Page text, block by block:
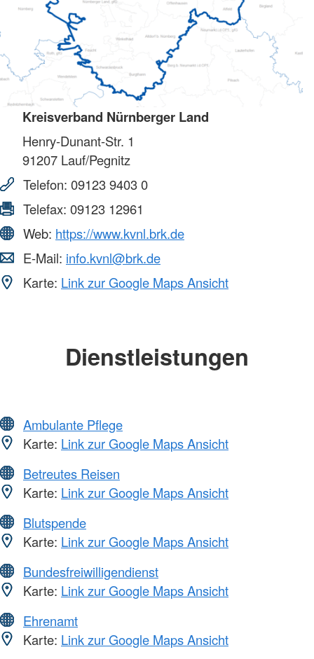
Kreisverband Nürnberger Land
Henry-Dunant-Str. 1
91207 Lauf/Pegnitz
Telefon: 09123 9403 0
Telefax: 09123 12961
Web: https://www.kvnl.brk.de
E-Mail: info.kvnl@brk.de
Karte: Link zur Google Maps Ansicht
Dienstleistungen
Ambulante Pflege
Karte: Link zur Google Maps Ansicht
Betreutes Reisen
Karte: Link zur Google Maps Ansicht
Blutspende
Karte: Link zur Google Maps Ansicht
Bundesfreiwilligendienst
Karte: Link zur Google Maps Ansicht
Ehrenamt
Karte: Link zur Google Maps Ansicht